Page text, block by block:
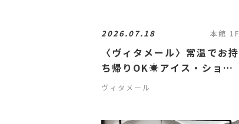
2026.07.18 本館 1F
〈ヴィタメール〉常温でお持
ち帰りOK☀️アイス・ショコ
ラ🍨🥄
ヴィタメール